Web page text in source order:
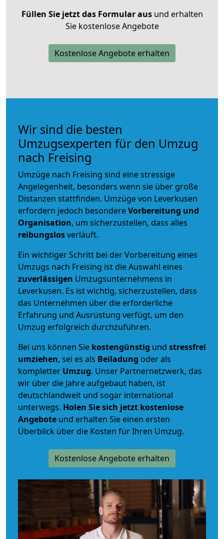
Füllen Sie jetzt das Formular ausund erhalten
Sie kostenlose Angebote
Kostenlose Angebote erhalten
Wir sind die besten
Umzugsexperten für den Umzug
nach Freising
Umzüge nach Freising sind eine stressige
Angelegenheit, besonders wenn sie über große
Distanzen stattfinden. Umzüge von Leverkusen
erfordern jedoch besondereVorbereitung und
Organisation, um sicherzustellen, dass alles
reibungslosverläuft.
Ein wichtiger Schritt bei der Vorbereitung eines
Umzugs nach Freising ist die Auswahl eines
zuverlässigen Umzugsunternehmens in
Leverkusen. Es ist wichtig, sicherzustellen, dass
das Unternehmen über die erforderliche
Erfahrung und Ausrüstung verfügt, um den
Umzug erfolgreich durchzuführen.
Bei uns können Sie kostengünstig und stressfrei
umziehen, sei es als Beiladung oder als
kompletter Umzug. Unser Partnernetzwerk, das
wir über die Jahre aufgebaut haben, ist
deutschlandweit und sogar international
unterwegs. Holen Sie sich jetzt kostenlose
Angebote und erhalten Sie einen ersten
Überblick über die Kosten für Ihren Umzug.
Kostenlose Angebote erhalten